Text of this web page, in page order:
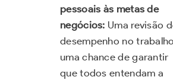
pessoais às metas de
negócios: Uma revisão
desempenho no
uma chance de garantir
que todos entendam a